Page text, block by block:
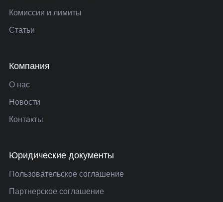
Комиссии и лимиты
Статьи
Компания
О нас
Новости
Контакты
Юридические документы
Пользовательское соглашение
Партнерское соглашение